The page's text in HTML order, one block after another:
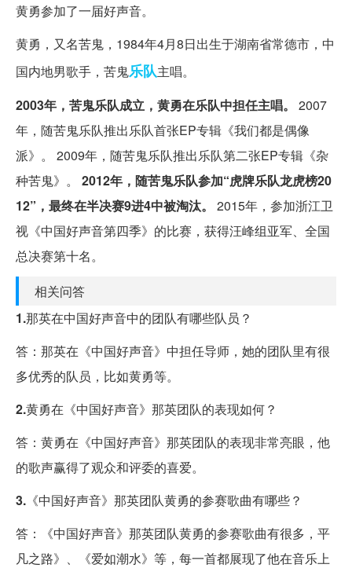
黄勇参加了一届好声音。
黄勇，又名苦鬼，1984年4月8日出生于湖南省常德市，中
国内地男歌手，苦鬼乐队主唱。
2003年，苦鬼乐队成立，黄勇在乐队中担任主唱。
2007
年，随苦鬼乐队推出乐队首张EP专辑《我们都是偶像
派》。 2009年，随苦鬼乐队推出乐队第二张EP专辑《杂
种苦鬼》。 2012年，随苦鬼乐队参加“虎牌乐队龙虎榜20
12”，最终在半决赛9进4中被淘汰。
2015年，参加浙江卫
视《中国好声音第四季》的比赛，获得汪峰组亚军、全国
总决赛第十名。
相关问答
1.那英在中国好声音中的团队有哪些队员？
答：那英在《中国好声音》中担任导师，她的团队里有很
多优秀的队员，比如黄勇等。
2.黄勇在《中国好声音》那英团队的表现如何？
答：黄勇在《中国好声音》那英团队的表现非常亮眼，他
的歌声赢得了观众和评委的喜爱。
3. 《中国好声音》那英团队黄勇的参赛歌曲有哪些？
答：《中国好声音》那英团队黄勇的参赛歌曲有很多，平
凡之路》、《爱如潮水》等，每一首都展现了他在音乐上